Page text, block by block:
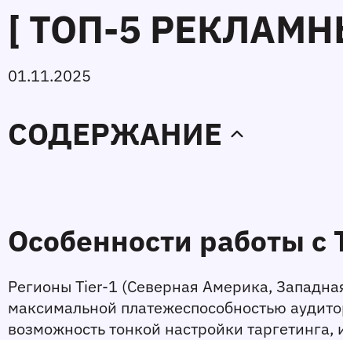
[ ТОП-5
01.11.2025
СОДЕРЖАНИЕ
Особенности работы с
Регионы Tier-1 (Северная Америка,
максимальной платежеспособностью
возможность тонкой настройки